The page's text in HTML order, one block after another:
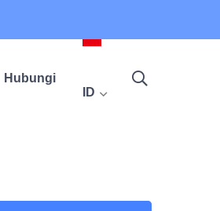
Hubungi
ID